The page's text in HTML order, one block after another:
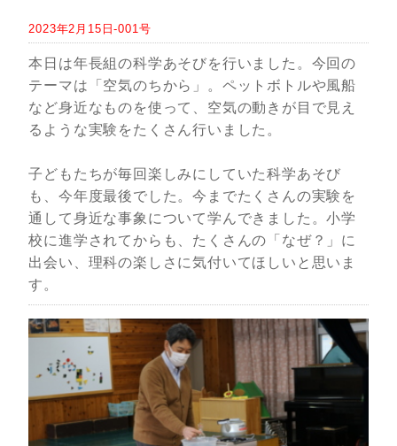
2023年2月15日-001号
本日は年長組の科学あそびを行いました。今回の
テーマは「空気のちから」。ペットボトルや風船
など身近なものを使って、空気の動きが目で見え
るような実験をたくさん行いました。
子どもたちが毎回楽しみにしていた科学あそび
も、今年度最後でした。今までたくさんの実験を
通して身近な事象について学んできました。小学
校に進学されてからも、たくさんの「なぜ？」に
出会い、理科の楽しさに気付いてほしいと思いま
す。